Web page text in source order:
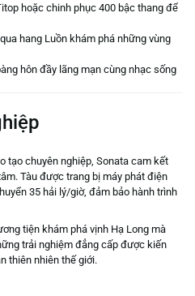
hoặc chinh phục 400 bậc thang để
hang Luồn khám phá những vùng
hôn đầy lãng mạn cùng nhạc sống
tạo chuyên nghiệp, Sonata cam kết
Tàu được trang bị máy phát điện
35 hải lý/giờ, đảm bảo hành trình
tiện khám phá vịnh Hạ Long mà
trải nghiệm đẳng cấp được kiến
thiên nhiên thế giới.